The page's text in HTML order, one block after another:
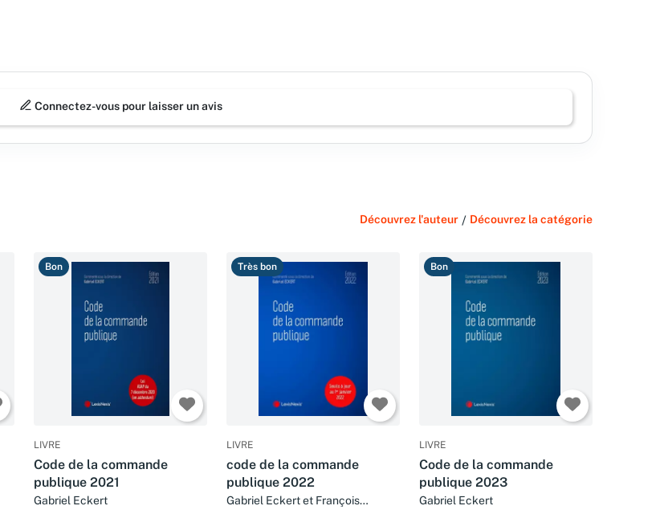
Connectez-vous pour laisser un avis
Découvrez l'auteur / Découvrez la catégorie
Bon
LIVRE
Code de la commande
publique 2021
Gabriel Eckert
Très bon
LIVRE
code de la commande
publique 2022
Gabriel Eckert et François
Bon
LIVRE
Code de la commande
publique 2023
Gabriel Eckert